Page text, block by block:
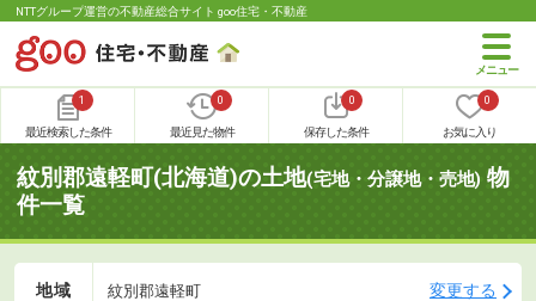
NTTグループ運営の不動産総合サイト goo住宅・不動産
1
最近検索した条件
0
最近見た物件
0
保存した条件
0
お気に入り
紋別郡遠軽町(北海道)の土地(宅地・分譲地・売地) 物
件一覧
地域 紋別郡遠軽町 変更する